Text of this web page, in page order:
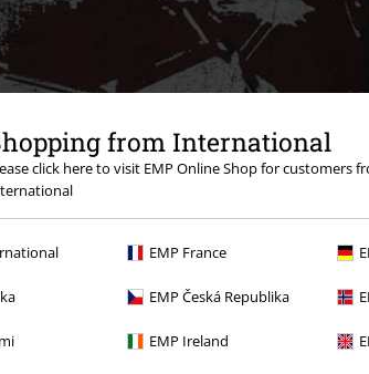
from International
click here to visit EMP Online Shop for customers
EMP France
EMP Česká Republika
EMP Ireland